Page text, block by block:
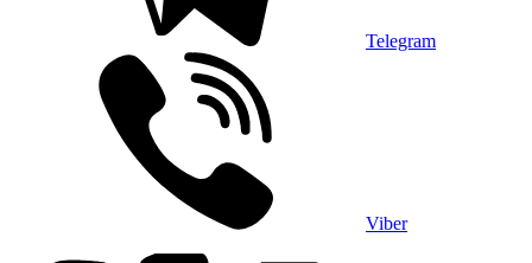
Telegram
Viber